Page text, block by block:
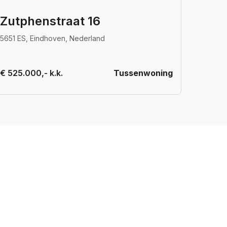
Zutphenstraat 16
5651 ES, Eindhoven, Nederland
€ 525.000,- k.k. Tussenwoning